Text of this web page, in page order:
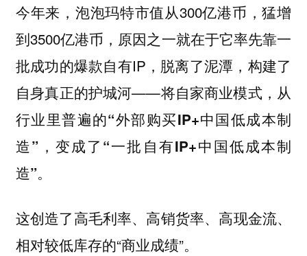
今年来，泡泡玛特市值从300亿港币，猛增
到3500亿港币，原因之一就在于它率先靠一
批成功的爆款自有IP，脱离了泥潭，构建了
自身真正的护城河——将自家商业模式，从
行业里普遍的“外部购买IP+中国低成本制
造” ，变成了 “一批自有IP+中国低成本制
造”。
这创造了高毛利率、高销货率、高现金流、
相对较低库存的“商业成绩”。